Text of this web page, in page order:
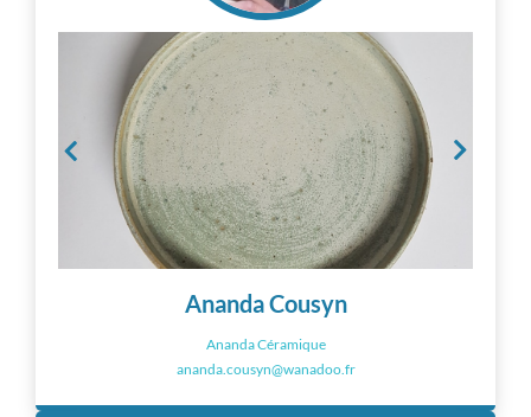
Ananda Cousyn
Ananda Céramique
ananda.cousyn@wanadoo.fr